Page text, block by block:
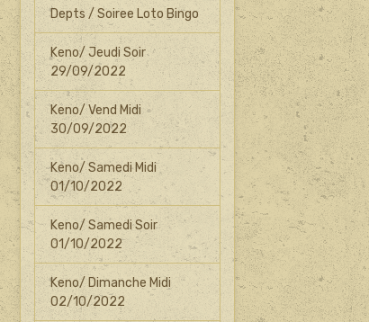
Depts / Soiree Loto Bingo
Keno/ Jeudi Soir
29/09/2022
Keno/ Vend Midi
30/09/2022
Keno/ Samedi Midi
01/10/2022
Keno/ Samedi Soir
01/10/2022
Keno/ Dimanche Midi
02/10/2022